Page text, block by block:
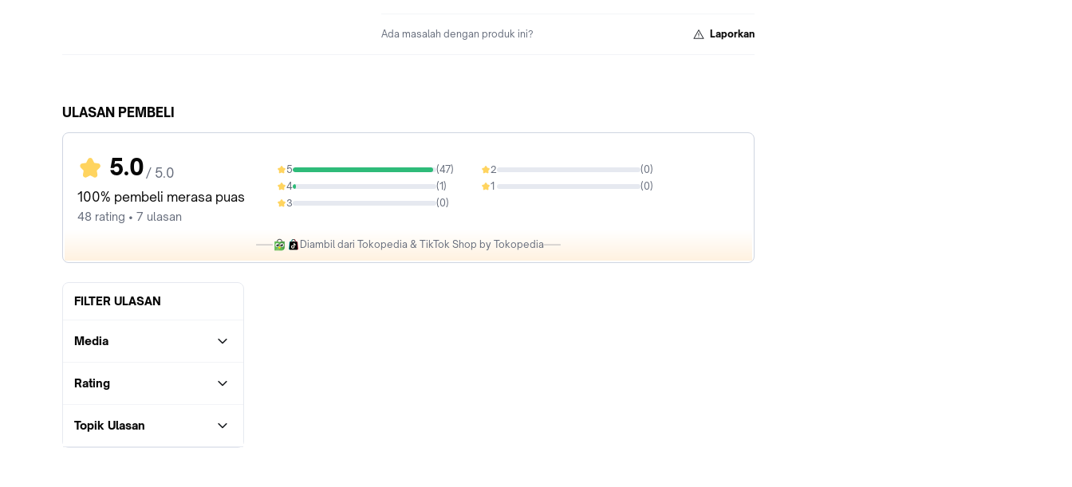
Ada masalah dengan produk ini? Laporkan
ULASAN PEMBELI
5.0 / 5.0
100% pembeli merasa puas
48 rating • 7 ulasan
5 (47)
97.92%
4 (1)
2.08%
3 (0)
0%
2 (0)
0%
1 (0)
0%
Diambil dari Tokopedia & TikTok Shop by Tokopedia
FILTER ULASAN
Media
Rating
Topik Ulasan